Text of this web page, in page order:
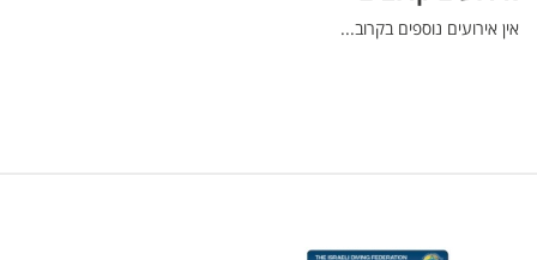
אין אירועים נוספים בקרוב...